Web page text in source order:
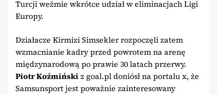
Turcji weźmie wkrótce udział w eliminacjach Ligi
Europy.
Działacze Kirmizi Simsekler rozpoczęli zatem
wzmacnianie kadry przed powrotem na arenę
międzynarodową po prawie 30 latach przerwy.
Piotr Koźmiński z goal.pl doniósł na portalu x, że
Samsunsport jest poważnie zainteresowany